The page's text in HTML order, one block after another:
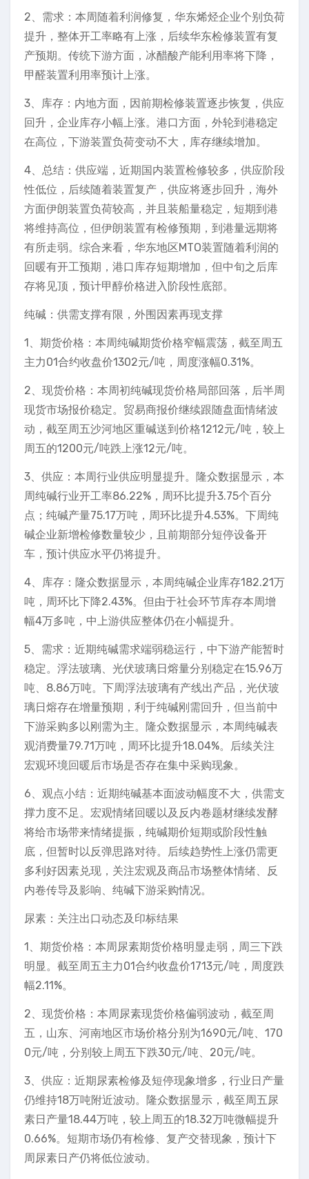
2、需求：本周随着利润修复，华东烯烃企业个别负荷
提升，整体开工率略有上涨，后续华东检修装置有复
产预期。传统下游方面，冰醋酸产能利用率将下降，
甲醛装置利用率预计上涨。
3、库存：内地方面，因前期检修装置逐步恢复，供应
回升，企业库存小幅上涨。港口方面，外轮到港稳定
在高位，下游装置负荷变动不大，库存继续增加。
4、总结：供应端，近期国内装置检修较多，供应阶段
性低位，后续随着装置复产，供应将逐步回升，海外
方面伊朗装置负荷较高，并且装船量稳定，短期到港
将维持高位，但伊朗装置有检修预期，到港量远期将
有所走弱。综合来看，华东地区MTO装置随着利润的
回暖有开工预期，港口库存短期增加，但中旬之后库
存将见顶，预计甲醇价格进入阶段性底部。
纯碱：供需支撑有限，外围因素再现支撑
1、期货价格：本周纯碱期货价格窄幅震荡，截至周五
主力01合约收盘价1302元/吨，周度涨幅0.31%。
2、现货价格：本周初纯碱现货价格局部回落，后半周
现货市场报价稳定。贸易商报价继续跟随盘面情绪波
动，截至周五沙河地区重碱送到价格1212元/吨，较上
周五的1200元/吨跌上涨12元/吨。
3、供应：本周行业供应明显提升。隆众数据显示，本
周纯碱行业开工率86.22%，周环比提升3.75个百分
点；纯碱产量75.17万吨，周环比提升4.53%。下周纯
碱企业新增检修数量较少，且前期部分短停设备开
车，预计供应水平仍将提升。
4、库存：隆众数据显示，本周纯碱企业库存182.21万
吨，周环比下降2.43%。但由于社会环节库存本周增
幅4万多吨，中上游供应整体仍在小幅提升。
5、需求：近期纯碱需求端弱稳运行，中下游产能暂时
稳定。浮法玻璃、光伏玻璃日熔量分别稳定在15.96万
吨、8.86万吨。下周浮法玻璃有产线出产品，光伏玻
璃日熔存在增量预期，利于纯碱刚需回升，但当前中
下游采购多以刚需为主。隆众数据显示，本周纯碱表
观消费量79.71万吨，周环比提升18.04%。后续关注
宏观环境回暖后市场是否存在集中采购现象。
6、观点小结：近期纯碱基本面波动幅度不大，供需支
撑力度不足。宏观情绪回暖以及反内卷题材继续发酵
将给市场带来情绪提振，纯碱期价短期或阶段性触
底，但暂时以反弹思路对待。后续趋势性上涨仍需更
多利好因素兑现，关注宏观及商品市场整体情绪、反
内卷传导及影响、纯碱下游采购情况。
尿素：关注出口动态及印标结果
1、期货价格：本周尿素期货价格明显走弱，周三下跌
明显。截至周五主力01合约收盘价1713元/吨，周度跌
幅2.11%。
2、现货价格：本周尿素现货价格偏弱波动，截至周
五，山东、河南地区市场价格分别为1690元/吨、170
0元/吨，分别较上周五下跌30元/吨、20元/吨。
3、供应：近期尿素检修及短停现象增多，行业日产量
仍维持18万吨附近波动。隆众数据显示，截至周五尿
素日产量18.44万吨，较上周五的18.32万吨微幅提升
0.66%。短期市场仍有检修、复产交替现象，预计下
周尿素日产仍将低位波动。